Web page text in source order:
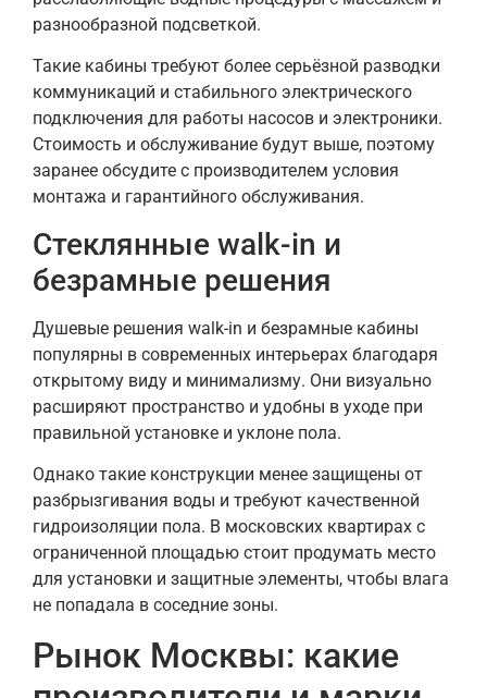
разнообразной подсветкой.
Такие кабины требуют более серьёзной разводки
коммуникаций и стабильного электрического
подключения для работы насосов и электроники.
Стоимость и обслуживание будут выше, поэтому
заранее обсудите с производителем условия
монтажа и гарантийного обслуживания.
Стеклянные walk-in и
безрамные решения
Душевые решения walk-in и безрамные кабины
популярны в современных интерьерах благодаря
открытому виду и минимализму. Они визуально
расширяют пространство и удобны в уходе при
правильной установке и уклоне пола.
Однако такие конструкции менее защищены от
разбрызгивания воды и требуют качественной
гидроизоляции пола. В московских квартирах с
ограниченной площадью стоит продумать место
для установки и защитные элементы, чтобы влага
не попадала в соседние зоны.
Рынок Москвы: какие